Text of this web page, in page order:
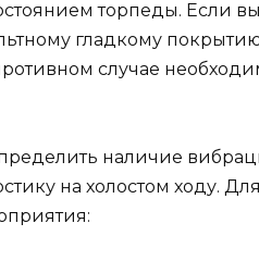
торпеды. Если
гладкому
случае
наличие
на холостом ходу.